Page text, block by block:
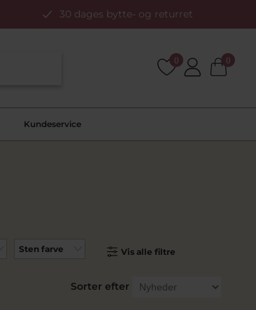
30 dages bytte- og returret
0 0
Kundeservice
Sten farve Vis alle filtre
Sorter efter